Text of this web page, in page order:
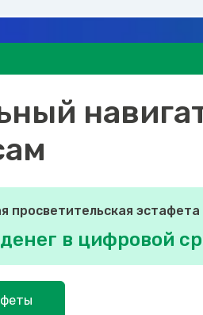
просветительская эстафета
в цифровой